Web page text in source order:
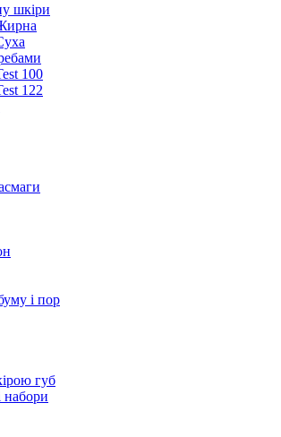
шкіри
100
122
і пор
губ
набори